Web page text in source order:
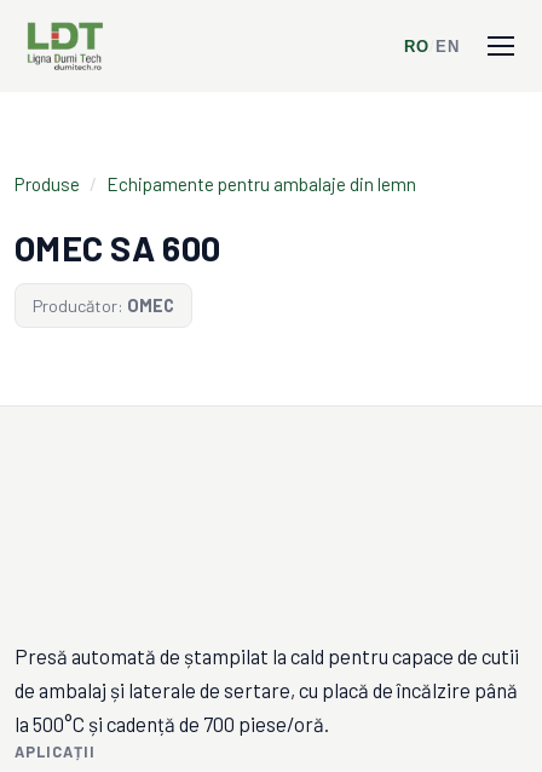
RO EN
Produse / Echipamente pentru ambalaje din lemn
OMEC SA 600
Producător: OMEC
Presă automată de ștampilat la cald pentru capace de cutii
de ambalaj și laterale de sertare, cu placă de încălzire până
la 500°C și cadență de 700 piese/oră.
APLICAȚII